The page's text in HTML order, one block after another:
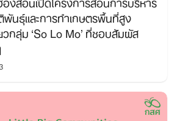
พันธุ์และการทำเกษตรพื้นที่สูง
กลุ่ม ‘So Lo Mo’ ที่ชอบสัมผัส